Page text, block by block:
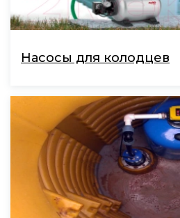
Насосы для колодцев